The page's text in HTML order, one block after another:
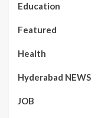
Education
Featured
Health
Hyderabad NEWS
JOB